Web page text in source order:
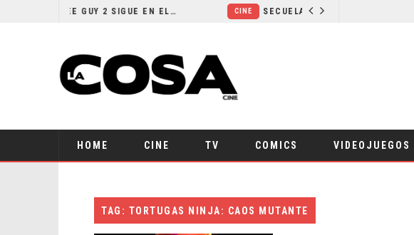
¿POR QUÉ FREE GUY 2 SIGUE EN EL LIMBO?
HOME CINE TV COMICS VIDEOJUEGOS
TAG: TORTUGAS NINJA: CAOS MUTANTE